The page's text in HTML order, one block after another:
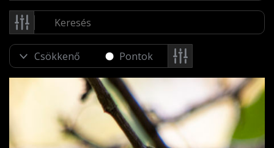
Pontok